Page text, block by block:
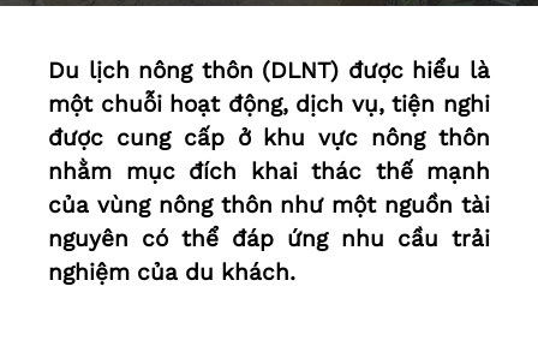
Du lịch nông thôn (DLNT) được hiểu là
một chuỗi hoạt động, dịch vụ, tiện nghi
được cung cấp ở khu vực nông thôn
nhằm mục đích khai thác thế mạnh
của vùng nông thôn như một nguồn tài
nguyên có thể đáp ứng nhu cầu trải
nghiệm của du khách.